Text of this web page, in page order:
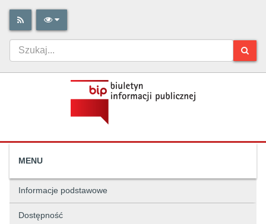
MENU
Informacje podstawowe
Dostępność